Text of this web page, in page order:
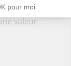
valeur
pour moi